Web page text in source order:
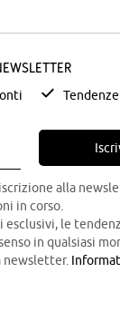
Tendenze
alla
in corso.
esclusivi, le
in qualsiasi
newsletter.